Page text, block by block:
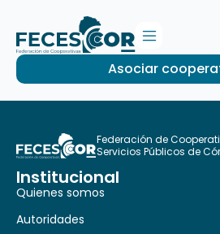
Asociar
Federación de
Servicios Públicos de
Institucional
Quienes somos
Autoridades